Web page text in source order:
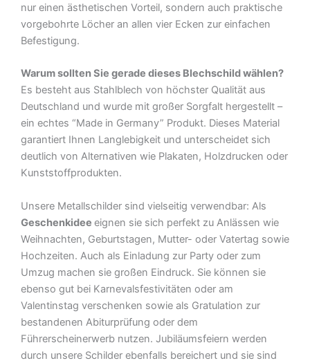
nur einen ästhetischen Vorteil, sondern auch praktische
vorgebohrte Löcher an allen vier Ecken zur einfachen
Befestigung.
Warum sollten Sie gerade dieses Blechschild wählen?
Es besteht aus Stahlblech von höchster Qualität aus
Deutschland und wurde mit großer Sorgfalt hergestellt –
ein echtes “Made in Germany” Produkt. Dieses Material
garantiert Ihnen Langlebigkeit und unterscheidet sich
deutlich von Alternativen wie Plakaten, Holzdrucken oder
Kunststoffprodukten.
Unsere Metallschilder sind vielseitig verwendbar: Als
Geschenkidee eignen sie sich perfekt zu Anlässen wie
Weihnachten, Geburtstagen, Mutter- oder Vatertag sowie
Hochzeiten. Auch als Einladung zur Party oder zum
Umzug machen sie großen Eindruck. Sie können sie
ebenso gut bei Karnevalsfestivitäten oder am
Valentinstag verschenken sowie als Gratulation zur
bestandenen Abiturprüfung oder dem
Führerscheinerwerb nutzen. Jubiläumsfeiern werden
durch unsere Schilder ebenfalls bereichert und sie sind